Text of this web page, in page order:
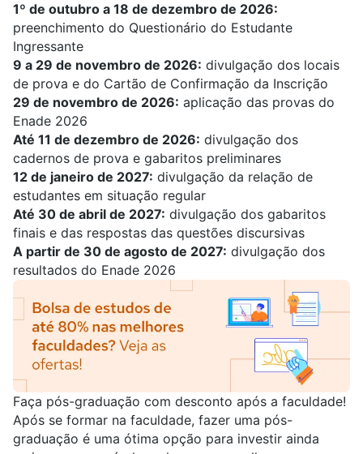
1º de outubro a 18 de dezembro de 2026:
preenchimento do Questionário do Estudante
Ingressante
9 a 29 de novembro de 2026: divulgação dos locais
de prova e do Cartão de Confirmação da Inscrição
29 de novembro de 2026: aplicação das provas do
Enade 2026
Até 11 de dezembro de 2026: divulgação dos
cadernos de prova e gabaritos preliminares
12 de janeiro de 2027: divulgação da relação de
estudantes em situação regular
Até 30 de abril de 2027: divulgação dos gabaritos
finais e das respostas das questões discursivas
A partir de 30 de agosto de 2027: divulgação dos
resultados do Enade 2026
Faça pós-graduação com desconto após a faculdade!
Após se formar na faculdade, fazer uma pós-
graduação é uma ótima opção para investir ainda